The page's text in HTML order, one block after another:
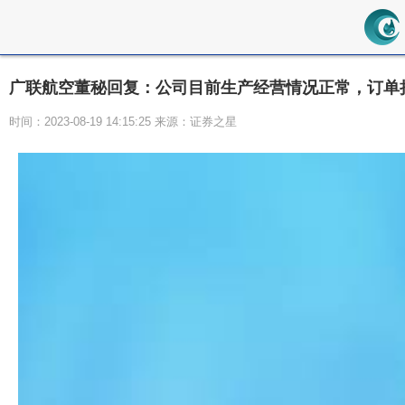
广联航空董秘回复：公司目前生产经营情况正常，订单
时间：2023-08-19 14:15:25 来源：证券之星